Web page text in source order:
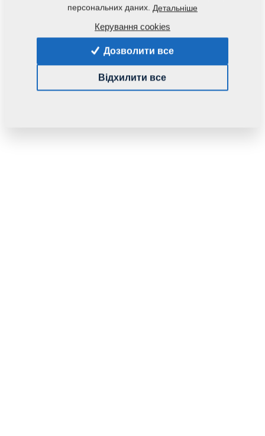
наступного обладнання:
0,0306 Кг
персональних даних. Детальніше
Керування cookies
Дозволити все
Відхилити все